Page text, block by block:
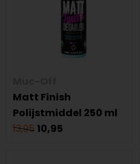
Matt Finish
Polijstmiddel 250 ml
13,9510,95